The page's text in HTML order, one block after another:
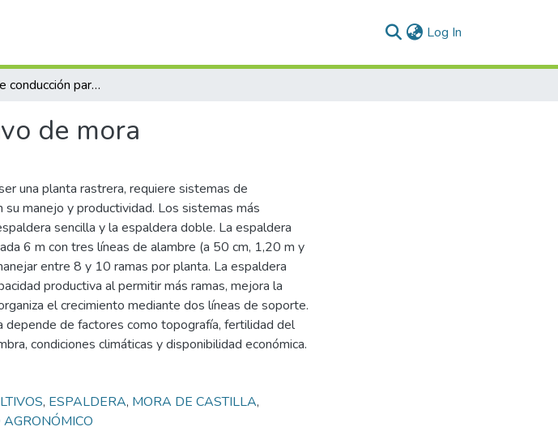
Log In
Sistema de conducción para el cultivo de mora
de mora
una planta rastrera, requiere sistemas de
su manejo y productividad. Los sistemas más
sencilla y la espaldera doble. La espaldera
6 m con tres líneas de alambre (a 50 cm, 1,20 m y
entre 8 y 10 ramas por planta. La espaldera
productiva al permitir más ramas, mejora la
el crecimiento mediante dos líneas de soporte.
depende de factores como topografía, fertilidad del
condiciones climáticas y disponibilidad económica.
, ESPALDERA, MORA DE CASTILLA,
AGRONÓMICO